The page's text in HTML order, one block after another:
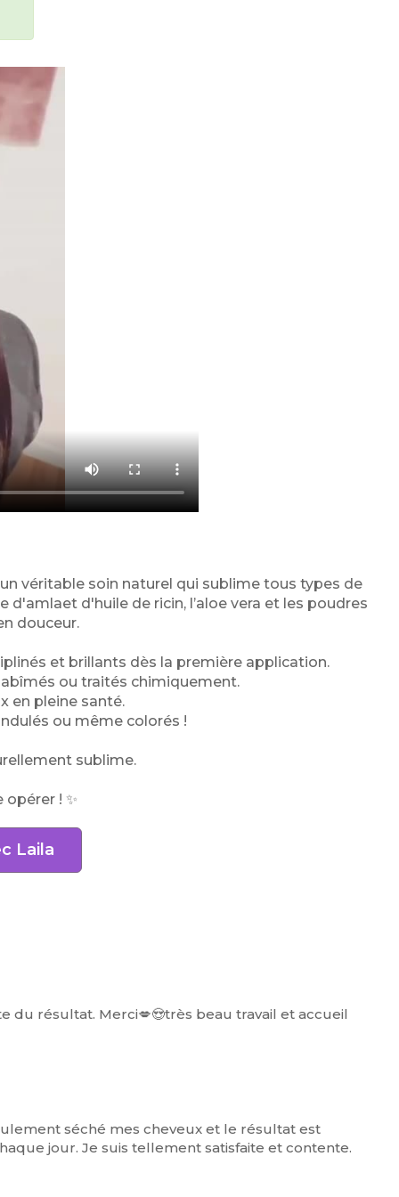
véritable soin naturel qui sublime tous types de
d'huile de ricin, l’aloe vera et les poudres
douceur.
et brillants dès la première application.
ou traités chimiquement.
en pleine santé.
ou même colorés !
sublime.
! ✨
Laila
du résultat. Merci💋😍très beau travail et accueil
séché mes cheveux et le résultat est
jour. Je suis tellement satisfaite et contente.